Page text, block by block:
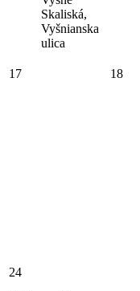
Skaliská,
Vyšnianska
ulica
17 18
24